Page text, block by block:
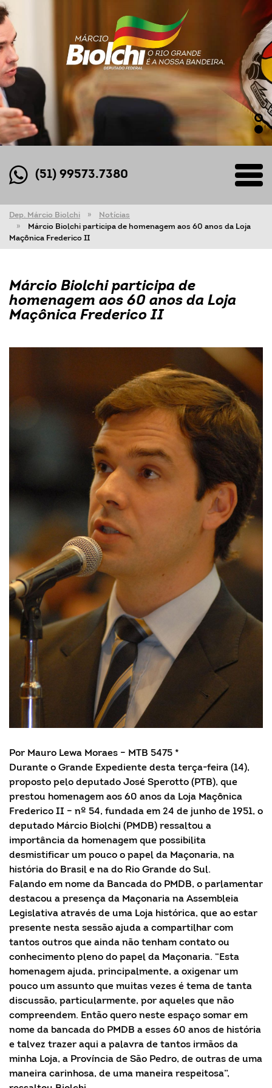
(51) 99573.7380
Dep. Márcio Biolchi
Notícias
Márcio Biolchi participa de homenagem aos 60 anos da Loja
Maçônica Frederico II
Márcio Biolchi participa de
homenagem aos 60 anos da Loja
Maçônica Frederico II
Por Mauro Lewa Moraes – MTB 5475 *
Durante o Grande Expediente desta terça-feira (14),
proposto pelo deputado José Sperotto (PTB), que
prestou homenagem aos 60 anos da Loja Maçônica
Frederico II – nº 54, fundada em 24 de junho de 1951, o
deputado Márcio Biolchi (PMDB) ressaltou a
importância da homenagem que possibilita
desmistificar um pouco o papel da Maçonaria, na
história do Brasil e na do Rio Grande do Sul.
Falando em nome da Bancada do PMDB, o parlamentar
destacou a presença da Maçonaria na Assembleia
Legislativa através de uma Loja histórica, que ao estar
presente nesta sessão ajuda a compartilhar com
tantos outros que ainda não tenham contato ou
conhecimento pleno do papel da Maçonaria. “Esta
homenagem ajuda, principalmente, a oxigenar um
pouco um assunto que muitas vezes é tema de tanta
discussão, particularmente, por aqueles que não
compreendem. Então quero neste espaço somar em
nome da bancada do PMDB a esses 60 anos de história
e talvez trazer aqui a palavra de tantos irmãos da
minha Loja, a Província de São Pedro, de outras de uma
maneira carinhosa, de uma maneira respeitosa”,